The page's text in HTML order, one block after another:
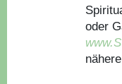
oder